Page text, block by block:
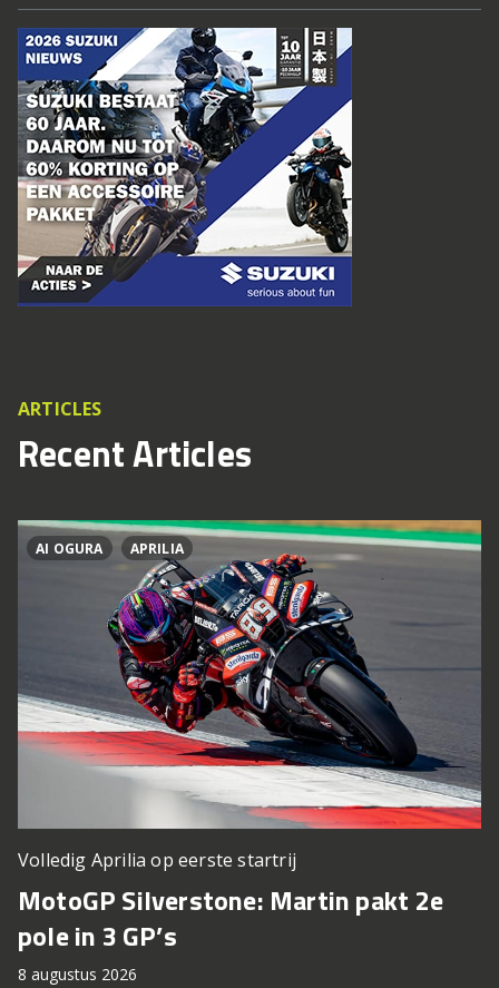
ARTICLES
Recent Articles
AI OGURA APRILIA
Volledig Aprilia op eerste startrij
MotoGP Silverstone: Martin pakt 2e
pole in 3 GP’s
8 augustus 2026